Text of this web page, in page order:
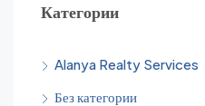
Категории
Alanya Realty Services
Без категории